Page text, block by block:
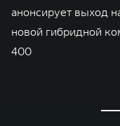
анонсирует выход
новой гибридной
400